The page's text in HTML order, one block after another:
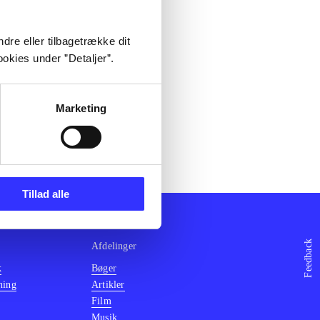
eller tilbagetrække dit
under ”Detaljer”.
Marketing
Tillad alle
Feedback
Afdelinger
Bøger
Artikler
Film
Musik